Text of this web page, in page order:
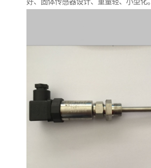
好、固体传感器设计、重量轻、小型化。